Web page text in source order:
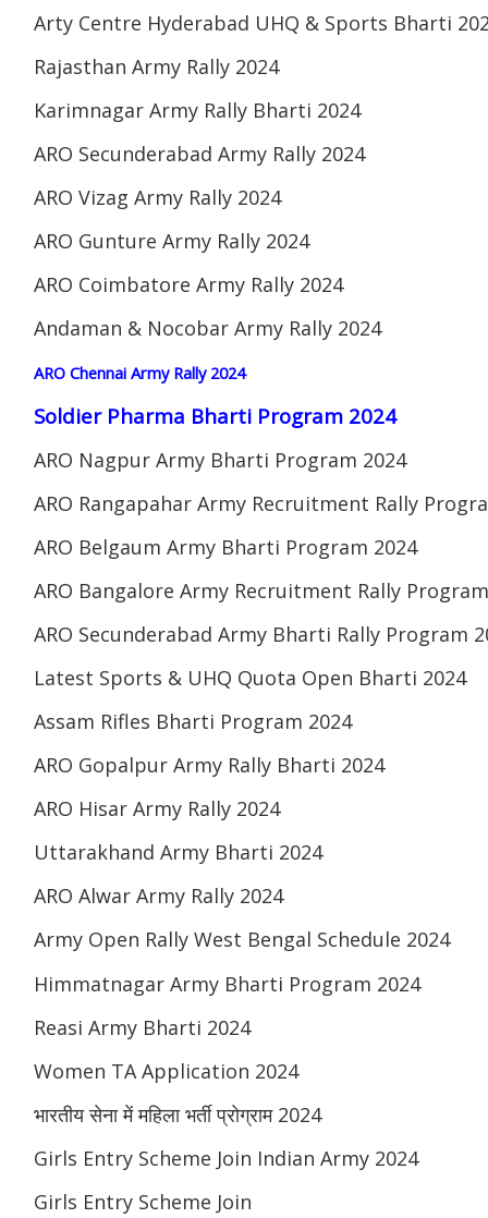
Arty Centre Hyderabad UHQ & Sports Bharti
Rajasthan Army Rally 2024
Karimnagar Army Rally Bharti 2024
ARO Secunderabad Army Rally 2024
ARO Vizag Army Rally 2024
ARO Gunture Army Rally 2024
ARO Coimbatore Army Rally 2024
Andaman & Nocobar Army Rally 2024
ARO Chennai Army Rally 2024
Soldier Pharma Bharti Program 2024
ARO Nagpur Army Bharti Program 2024
ARO Rangapahar Army Recruitment Rally
ARO Belgaum Army Bharti Program 2024
ARO Bangalore Army Recruitment Rally
ARO Secunderabad Army Bharti Rally Program
Latest Sports & UHQ Quota Open Bharti 2024
Assam Rifles Bharti Program 2024
ARO Gopalpur Army Rally Bharti 2024
ARO Hisar Army Rally 2024
Uttarakhand Army Bharti 2024
ARO Alwar Army Rally 2024
Army Open Rally West Bengal Schedule 2024
Himmatnagar Army Bharti Program 2024
Reasi Army Bharti 2024
Women TA Application 2024
भारतीय सेना में महिला भर्ती प्रोग्राम 2024
Girls Entry Scheme Join Indian Army 2024
Girls Entry Scheme Join